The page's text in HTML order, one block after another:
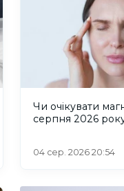
Чи очікувати
серпня 2026
04 сер. 2026 20:54